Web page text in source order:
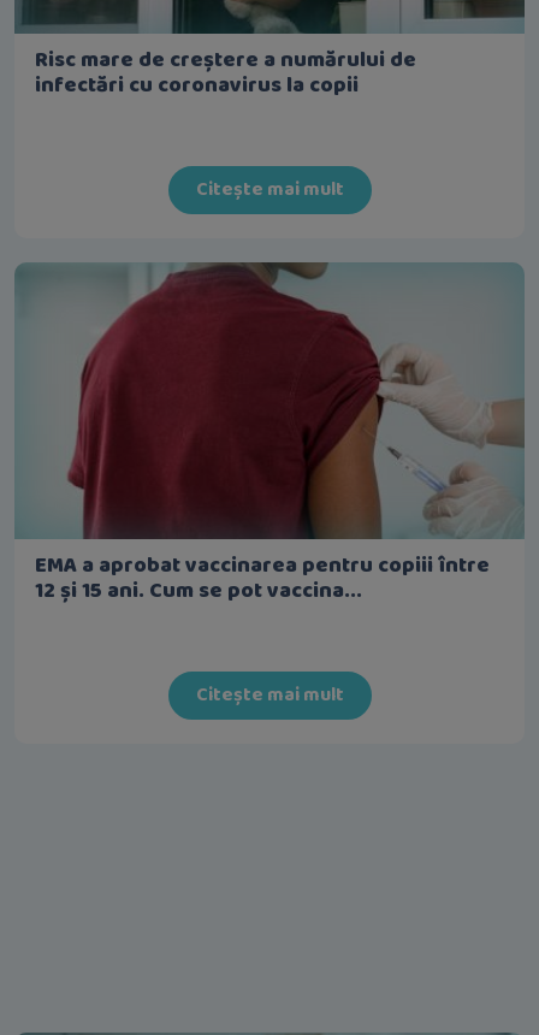
Risc mare de creștere a numărului de
infectări cu coronavirus la copii
Citește mai mult
EMA a aprobat vaccinarea pentru copiii între
12 și 15 ani. Cum se pot vaccina...
Citește mai mult